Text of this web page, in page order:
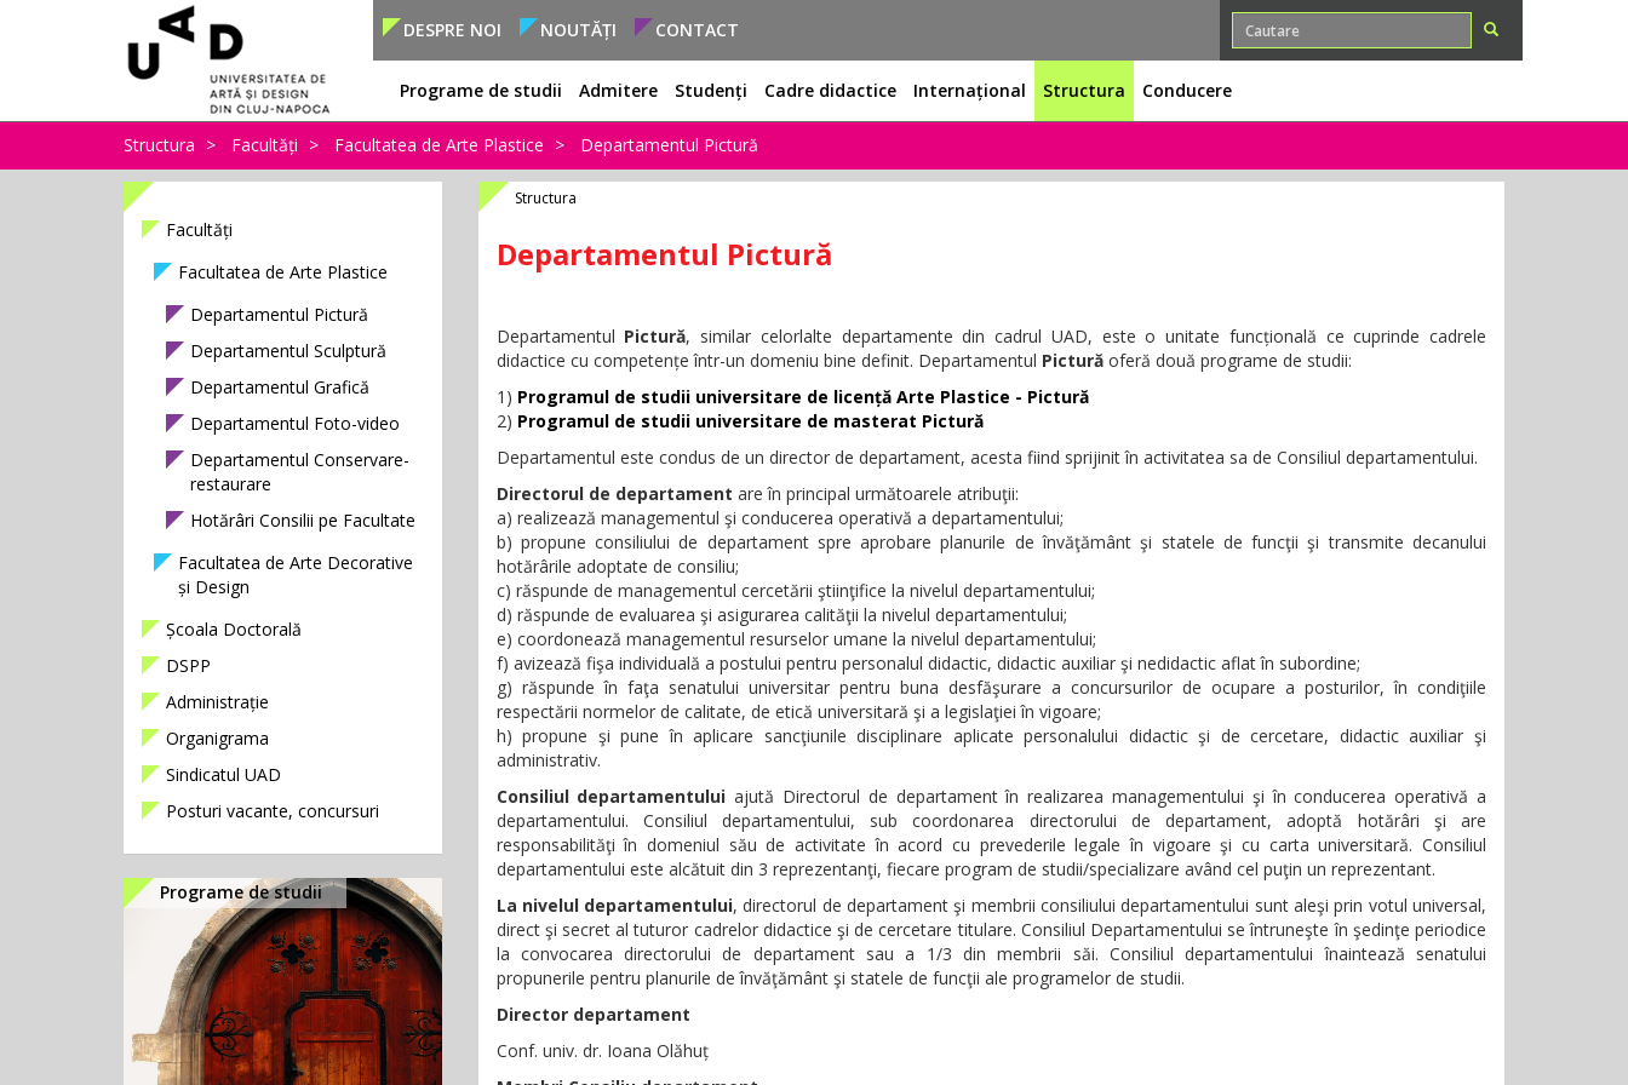
DESPRE NOI NOUTĂȚI CONTACT
Programe de studii Admitere Studenți Cadre didactice Internațional Structura Conducere
Structura Facultăți Facultatea de Arte Plastice Departamentul Pictură
Structura
Departamentul Pictură
Departamentul Pictură, similar celorlalte departamente din cadrul UAD, este o unitate funcțională ce cuprinde cadrele
didactice cu competențe într-un domeniu bine definit. Departamentul Picturăoferă două programe de studii:
1) Programul de studii universitare de licență Arte Plastice - Pictură
2) Programul de studii universitare de masterat Pictură
Departamentul este condus de un director de departament, acesta fiind sprijinit în activitatea sa de Consiliul departamentului.
Directorul de departament are în principal următoarele atribuţii:
a) realizează managementul şi conducerea operativă a departamentului;
b) propune consiliului de departament spre aprobare planurile de învăţământ şi statele de funcţii şi transmite decanului
hotărârile adoptate de consiliu;
c) răspunde de managementul cercetării ştiinţifice la nivelul departamentului;
d) răspunde de evaluarea şi asigurarea calităţii la nivelul departamentului;
e) coordonează managementul resurselor umane la nivelul departamentului;
f) avizează fişa individuală a postului pentru personalul didactic, didactic auxiliar şi nedidactic aflat în subordine;
g) răspunde în faţa senatului universitar pentru buna desfăşurare a concursurilor de ocupare a posturilor, în condiţiile
respectării normelor de calitate, de etică universitară şi a legislaţiei în vigoare;
h) propune şi pune în aplicare sancţiunile disciplinare aplicate personalului didactic şi de cercetare, didactic auxiliar şi
administrativ.
Consiliul departamentului ajută Directorul de departament în realizarea managementului şi în conducerea operativă a
departamentului. Consiliul departamentului, sub coordonarea directorului de departament, adoptă hotărâri şi are
responsabilităţi în domeniul său de activitate în acord cu prevederile legale în vigoare şi cu carta universitară. Consiliul
departamentului este alcătuit din 3 reprezentanţi, fiecare program de studii/specializare având cel puţin un reprezentant.
La nivelul departamentului, directorul de departament şi membrii consiliului departamentului sunt aleşi prin votul universal,
direct şi secret al tuturor cadrelor didactice şi de cercetare titulare. Consiliul Departamentului se întruneşte în şedinţe periodice
la convocarea directorului de departament sau a 1/3 din membrii săi. Consiliul departamentului înaintează senatului
propunerile pentru planurile de învăţământ şi statele de funcţii ale programelor de studii.
Director departament
Conf. univ. dr. Ioana Olăhuț
Facultăți
Facultatea de Arte Plastice
Departamentul Pictură
Departamentul Sculptură
Departamentul Grafică
Departamentul Foto-video
Departamentul Conservare-
restaurare
Hotărâri Consilii pe Facultate
Facultatea de Arte Decorative
și Design
Școala Doctorală
DSPP
Administrație
Organigrama
Sindicatul UAD
Posturi vacante, concursuri
Programe de studii